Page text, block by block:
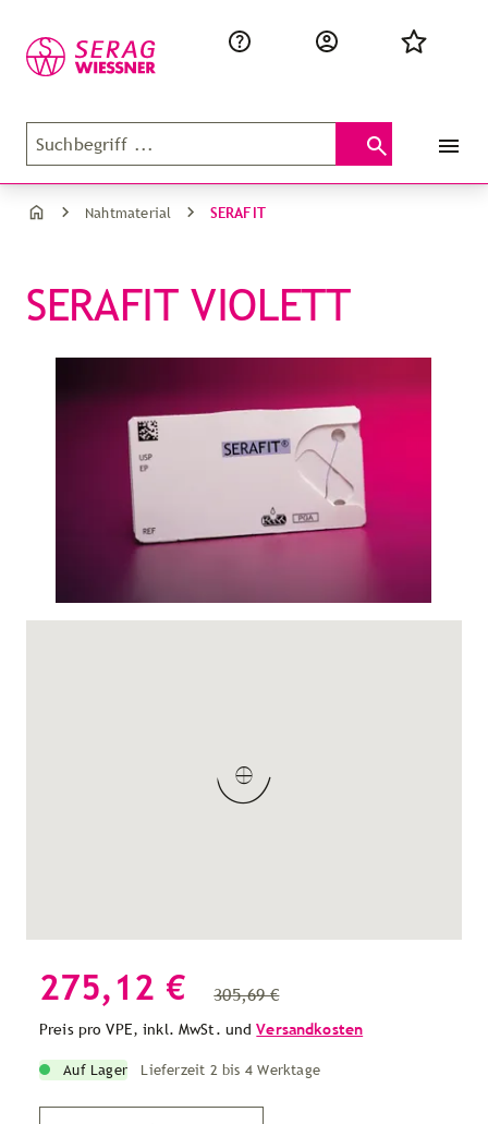
Nahtmaterial SERAFIT
SERAFIT VIOLETT
275,12 € 305,69 €
Preis pro VPE, inkl. MwSt. undVersandkosten
Auf Lager Lieferzeit 2 bis 4 Werktage